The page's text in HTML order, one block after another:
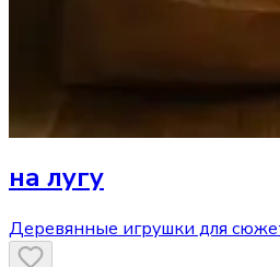
на лугу
Деревянные игрушки для